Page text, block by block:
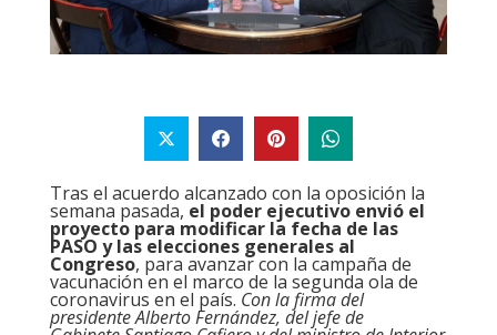
Tras el acuerdo alcanzado con la oposición la
semana pasada, el poder ejecutivo envió el
proyecto para modificar la fecha de las
PASO y las elecciones generales al
Congreso, para avanzar con la campaña de
vacunación en el marco de la segunda ola de
coronavirus en el país. Con la firma del
presidente Alberto Fernández, del jefe de